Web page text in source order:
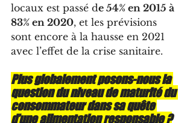
locaux est passé de 54% en 2015 à
83% en 2020, et les prévisions
sont encore à la hausse en 2021
avec l’effet de la crise sanitaire.
Plus globalement posons-nous la
question du niveau de maturité du
consommateur dans sa quête
d’une alimentation responsable ?